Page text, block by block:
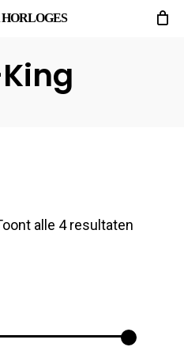
alle 4 resultaten